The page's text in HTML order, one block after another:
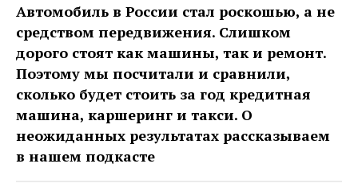
Автомобиль в России стал роскошью, а не
средством передвижения. Слишком
дорого стоят как машины, так и ремонт.
Поэтому мы посчитали и сравнили,
сколько будет стоить за год кредитная
машина, каршеринг и такси. О
неожиданных результатах рассказываем
в нашем подкасте